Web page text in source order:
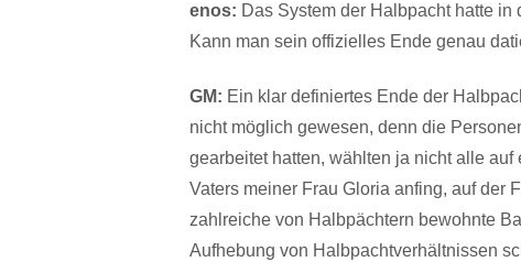
enos: Das System der Halbpacht hatte
Kann man sein offizielles Ende genau
GM: Ein klar definiertes Ende der
nicht möglich gewesen, denn die
gearbeitet hatten, wählten ja nicht alle
Vaters meiner Frau Gloria anfing, auf der
zahlreiche von Halbpächtern bewohnte
Aufhebung von Halbpachtverhältnissen